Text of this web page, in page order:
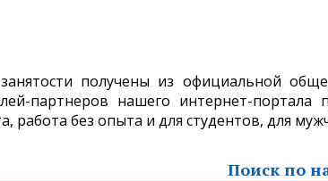
получены из официальной
партнеров нашего интернет-
работа без опыта и для студентов, для
Поиск по